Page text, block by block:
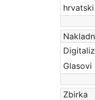
hrvatski
Glasovi
Zbirka